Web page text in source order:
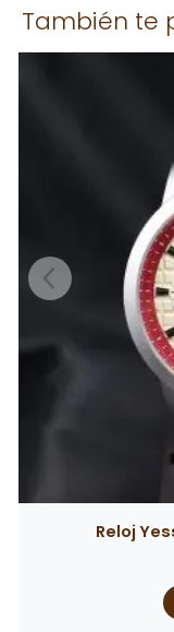
Solo los usuarios
producto pueden
También te
Reloj